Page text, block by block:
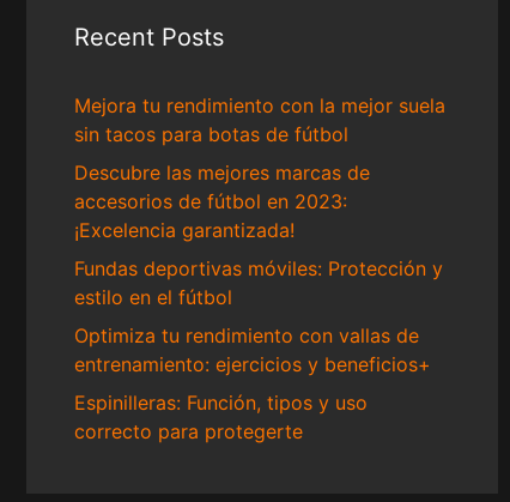
Recent Posts
Mejora tu rendimiento con la mejor suela
sin tacos para botas de fútbol
Descubre las mejores marcas de
accesorios de fútbol en 2023:
¡Excelencia garantizada!
Fundas deportivas móviles: Protección y
estilo en el fútbol
Optimiza tu rendimiento con vallas de
entrenamiento: ejercicios y beneficios+
Espinilleras: Función, tipos y uso
correcto para protegerte